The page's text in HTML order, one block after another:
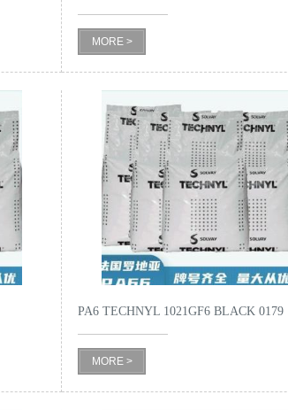
蚀
MORE >
PA6 TECHNYL 1021GF6 BLACK 0179
MORE >